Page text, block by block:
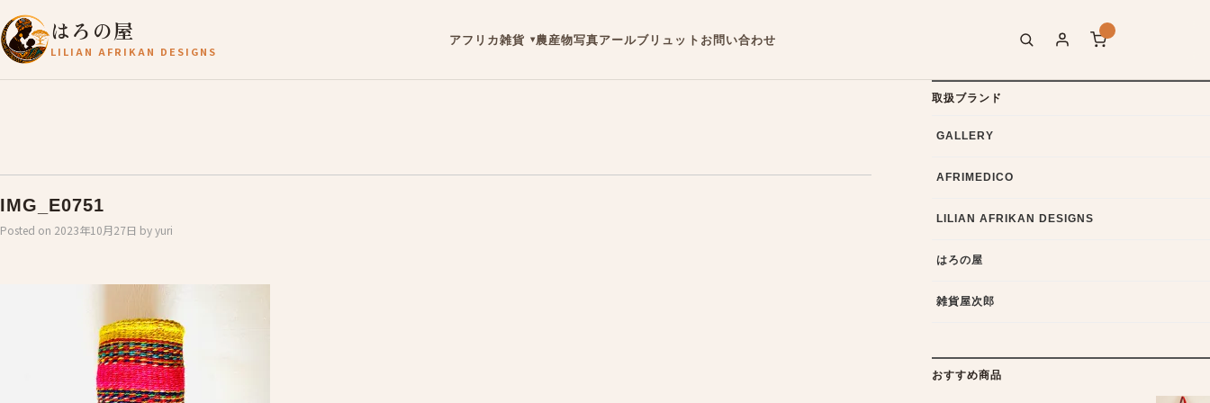
はろの屋
LILIAN AFRIKAN DESIGNS
アフリカ雑貨 農産物写真アールブリュット お問い合わせ
IMG_E0751
Posted on 2023年10月27日 byyuri
取扱ブランド
GALLERY
AFRIMEDICO
LILIAN AFRIKAN DESIGNS
はろの屋
雑貨屋次郎
おすすめ商品